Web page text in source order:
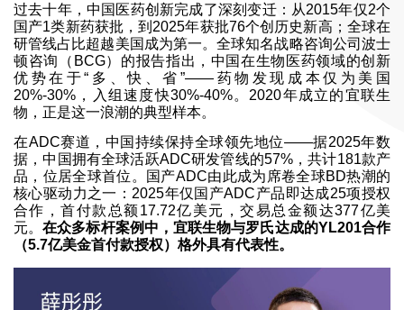
过去十年，中国医药创新完成了深刻变迁：从2015年仅2个
国产1类新药获批，到2025年获批76个创历史新高；全球在
研管线占比超越美国成为第一。全球知名战略咨询公司波士
顿咨询（BCG）的报告指出，中国在生物医药领域的创新
优势在于“多、快、省”——药物发现成本仅为美国
20%-30%，入组速度快30%-40%。2020年成立的宜联生
物，正是这一浪潮的典型样本。
在ADC赛道，中国持续保持全球领先地位——据2025年数
据，中国拥有全球活跃ADC研发管线的57%，共计181款产
品，位居全球首位。国产ADC由此成为席卷全球BD热潮的
核心驱动力之一：2025年仅国产ADC产品即达成25项授权
合作，首付款总额17.72亿美元，交易总金额达377亿美
元。在众多标杆案例中，宜联生物与罗氏达成的YL201合作
（5.7亿美金首付款授权）格外具有代表性。